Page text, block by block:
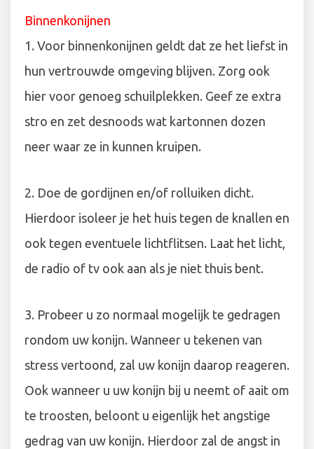
Binnenkonijnen
1. Voor binnenkonijnen geldt dat ze het liefst in
hun vertrouwde omgeving blijven. Zorg ook
hier voor genoeg schuilplekken. Geef ze extra
stro en zet desnoods wat kartonnen dozen
neer waar ze in kunnen kruipen.
2. Doe de gordijnen en/of rolluiken dicht.
Hierdoor isoleer je het huis tegen de knallen en
ook tegen eventuele lichtflitsen. Laat het licht,
de radio of tv ook aan als je niet thuis bent.
3. Probeer u zo normaal mogelijk te gedragen
rondom uw konijn. Wanneer u tekenen van
stress vertoond, zal uw konijn daarop reageren.
Ook wanneer u uw konijn bij u neemt of aait om
te troosten, beloont u eigenlijk het angstige
gedrag van uw konijn. Hierdoor zal de angst in